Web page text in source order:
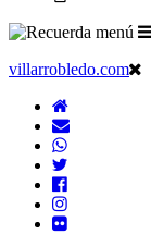
villarrobledo.com